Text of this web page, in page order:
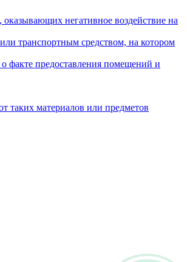
негативное воздействие на
транспортным средством, на котором
факте предоставления помещений и
таких материалов или предметов